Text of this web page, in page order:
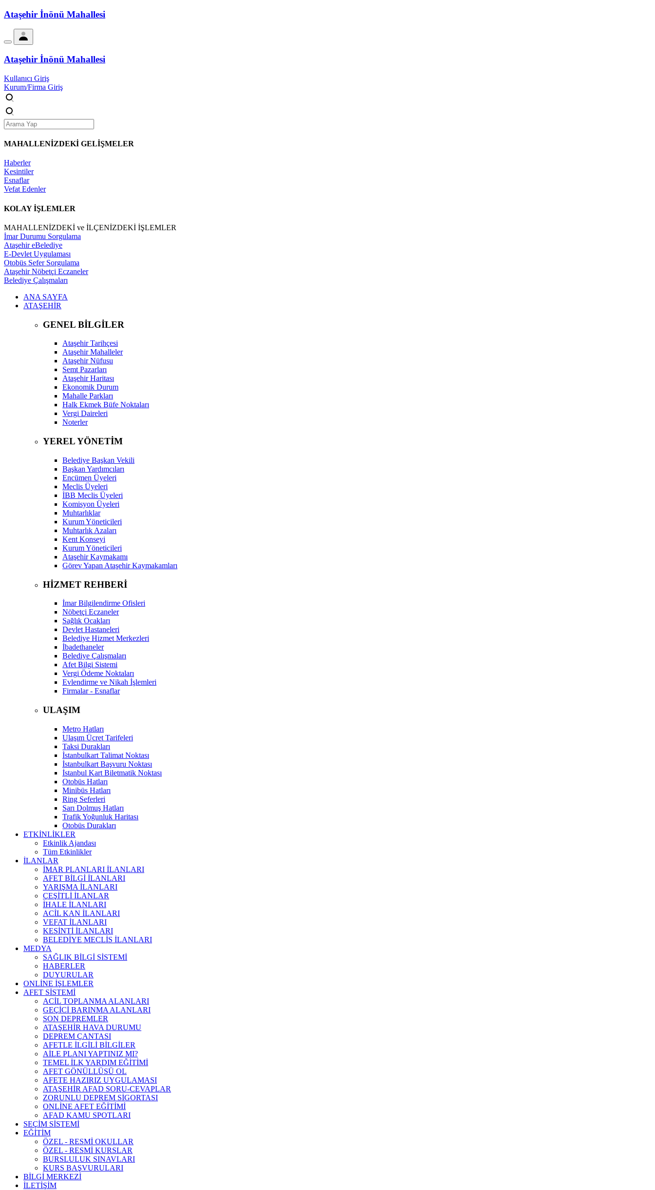
Ataşehir İnönü Mahallesi
Ataşehir İnönü Mahallesi
Kullanıcı Giriş
Kurum/Firma Giriş
MAHALLENİZDEKİ GELİŞMELER
Haberler
Kesintiler
Esnaflar
Vefat Edenler
KOLAY İŞLEMLER
MAHALLENİZDEKİ ve İLÇENİZDEKİ İŞLEMLER
İmar Durumu Sorgulama
Ataşehir eBelediye
E-Devlet Uygulaması
Otobüs Sefer Sorgulama
Ataşehir Nöbetçi Eczaneler
Belediye Çalışmaları
ANA SAYFA
ATAŞEHİR
GENEL BİLGİLER
Ataşehir Tarihçesi
Ataşehir Mahalleler
Ataşehir Nüfusu
Semt Pazarları
Ataşehir Haritası
Ekonomik Durum
Mahalle Parkları
Halk Ekmek Büfe Noktaları
Vergi Daireleri
Noterler
YEREL YÖNETİM
Belediye Başkan Vekili
Başkan Yardımcıları
Encümen Üyeleri
Meclis Üyeleri
İBB Meclis Üyeleri
Komisyon Üyeleri
Muhtarlıklar
Kurum Yöneticileri
Muhtarlık Azaları
Kent Konseyi
Kurum Yöneticileri
Ataşehir Kaymakamı
Görev Yapan Ataşehir Kaymakamları
HİZMET REHBERİ
İmar Bilgilendirme Ofisleri
Nöbetçi Eczaneler
Sağlık Ocakları
Devlet Hastaneleri
Belediye Hizmet Merkezleri
İbadethaneler
Belediye Çalışmaları
Afet Bilgi Sistemi
Vergi Ödeme Noktaları
Evlendirme ve Nikah İşlemleri
Firmalar - Esnaflar
ULAŞIM
Metro Hatları
Ulaşım Ücret Tarifeleri
Taksi Durakları
İstanbulkart Talimat Noktası
İstanbulkart Başvuru Noktası
İstanbul Kart Biletmatik Noktası
Otobüs Hatları
Minibüs Hatları
Ring Seferleri
Sarı Dolmuş Hatları
Trafik Yoğunluk Haritası
Otobüs Durakları
ETKİNLİKLER
Etkinlik Ajandası
Tüm Etkinlikler
İLANLAR
İMAR PLANLARI İLANLARI
AFET BİLGİ İLANLARI
YARIŞMA İLANLARI
ÇEŞİTLİ İLANLAR
İHALE İLANLARI
ACİL KAN İLANLARI
VEFAT İLANLARI
KESİNTİ İLANLARI
BELEDİYE MECLİS İLANLARI
MEDYA
SAĞLIK BİLGİ SİSTEMİ
HABERLER
DUYURULAR
ONLİNE İŞLEMLER
AFET SİSTEMİ
ACİL TOPLANMA ALANLARI
GEÇİCİ BARINMA ALANLARI
SON DEPREMLER
ATAŞEHİR HAVA DURUMU
DEPREM ÇANTASI
AFETLE İLGİLİ BİLGİLER
AİLE PLANI YAPTINIZ MI?
TEMEL İLK YARDIM EĞİTİMİ
AFET GÖNÜLLÜSÜ OL
AFETE HAZIRIZ UYGULAMASI
ATAŞEHİR AFAD SORU-CEVAPLAR
ZORUNLU DEPREM SİGORTASI
ONLİNE AFET EĞİTİMİ
AFAD KAMU SPOTLARI
SEÇİM SİSTEMİ
EĞİTİM
ÖZEL - RESMİ OKULLAR
ÖZEL - RESMİ KURSLAR
BURSLULUK SINAVLARI
KURS BAŞVURULARI
BİLGİ MERKEZİ
İLETİŞİM